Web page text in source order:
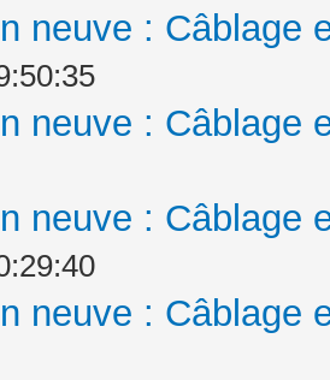
neuve : Câblage
neuve : Câblage
neuve : Câblage
neuve : Câblage